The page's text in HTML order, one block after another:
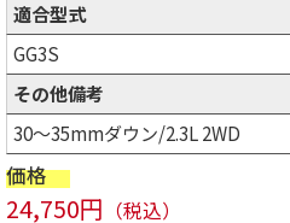
適合型式
GG3S
その他備考
30～35mmダウン/2.3L 2WD
価格
24,750円 （税込）